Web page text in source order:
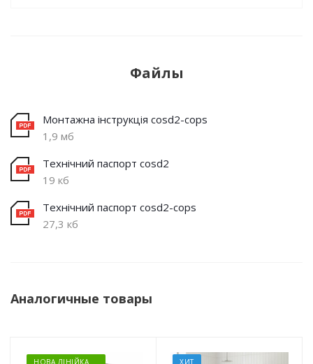
Файлы
Монтажна інструкція cosd2-cops
1,9 мб
Технічний паспорт cosd2
19 кб
Технічний паспорт cosd2-cops
27,3 кб
Аналогичные товары
НОВА ЛІНІЙКА
ХИТ